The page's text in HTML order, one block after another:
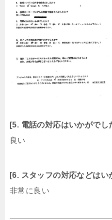
[5. 電話の対応はいかがでし
良い
[6. スタッフの対応などはい
非常に良い